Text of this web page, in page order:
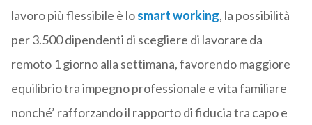
lavoro più flessibile è losmart working, la possibilità
per 3.500 dipendenti di scegliere di lavorare da
remoto 1 giorno alla settimana, favorendo maggiore
equilibrio tra impegno professionale e vita familiare
nonché’ rafforzando il rapporto di fiducia tra capo e